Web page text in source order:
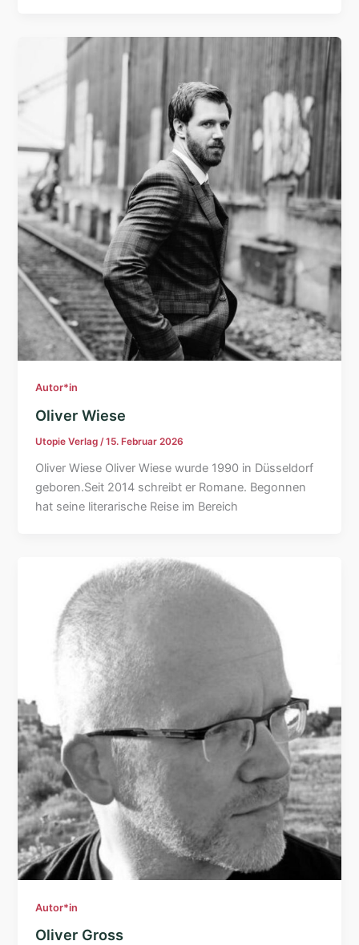
Autor*in
Oliver Wiese
Utopie Verlag/15. Februar 2026
Oliver Wiese Oliver Wiese wurde 1990 in Düsseldorf
geboren.Seit 2014 schreibt er Romane. Begonnen
hat seine literarische Reise im Bereich
Autor*in
Oliver Gross